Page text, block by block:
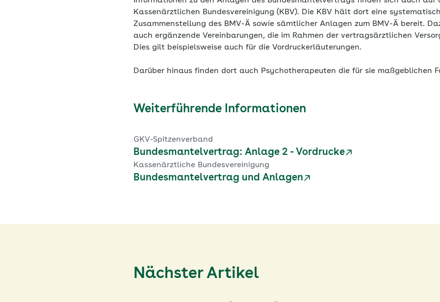
Kassenärztlichen Bundesvereinigung (KBV). Die KBV hält dort eine
Zusammenstellung des BMV-Ä sowie sämtlicher Anlagen zum BMV-Ä bereit.
auch ergänzende Vereinbarungen, die im Rahmen der vertragsärztlichen
Dies gilt beispielsweise auch für die Vordruckerläuterungen.
Darüber hinaus finden dort auch Psychotherapeuten die für sie maßgeblichen
Weiterführende Informationen
GKV-Spitzenverband
Bundesmantelvertrag: Anlage 2 - Vordrucke
Kassenärztliche Bundesvereinigung
Bundesmantelvertrag und Anlagen
Nächster Artikel